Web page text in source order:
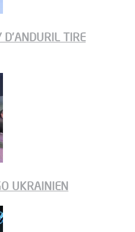
TIRE
UKRAINIEN